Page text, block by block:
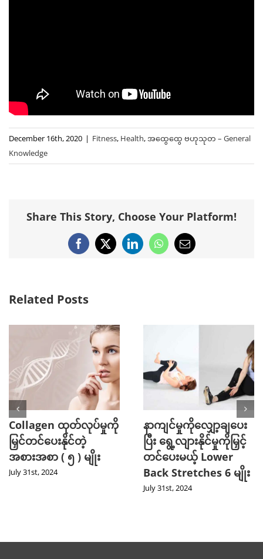
December 16th, 2020 | Fitness, Health,အထွေထွေ ဗဟုသုတ – General
Knowledge
Share This Story, Choose Your Platform!
Facebook
X LinkedInWhatsApp
Email
Related Posts
Collagen ထုတ်လုပ်မှုကို
မြှင်တင်ပေးနိုင်တဲ့
အစားအစာ ( ၅ ) မျိုး
July 31st, 2024
နာကျင်မှုကိုလျှော့ချပေး
ပြီး ရွေ့လျားနိုင်မှုကိုမြှင့်
တင်ပေးမယ့် Lower
Back Stretches 6 မျိုး
July 31st, 2024